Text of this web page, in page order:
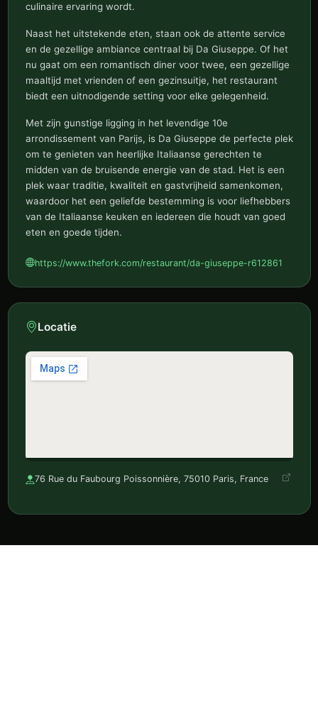
culinaire ervaring wordt.
Naast het uitstekende eten, staan ook de attente service
en de gezellige ambiance centraal bij Da Giuseppe. Of het
nu gaat om een romantisch diner voor twee, een gezellige
maaltijd met vrienden of een gezinsuitje, het restaurant
biedt een uitnodigende setting voor elke gelegenheid.
Met zijn gunstige ligging in het levendige 10e
arrondissement van Parijs, is Da Giuseppe de perfecte plek
om te genieten van heerlijke Italiaanse gerechten te
midden van de bruisende energie van de stad. Het is een
plek waar traditie, kwaliteit en gastvrijheid samenkomen,
waardoor het een geliefde bestemming is voor liefhebbers
van de Italiaanse keuken en iedereen die houdt van goed
eten en goede tijden.
https://www.thefork.com/restaurant/da-giuseppe-r612861
Locatie
76 Rue du Faubourg Poissonnière, 75010 Paris, France